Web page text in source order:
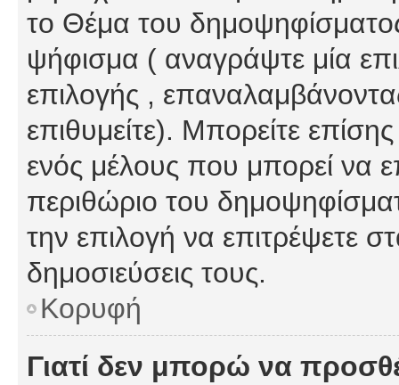
το Θέμα του
ψήφισμα ( αναγράψτε μία
επιλογής ,
επιθυμείτε). Μπορείτε
ενός μέλους που μπορεί να
περιθώριο του
την επιλογή να επιτρέψετε
δημοσιεύσεις τους.
Κορυφή
Γιατί δεν μπορώ να